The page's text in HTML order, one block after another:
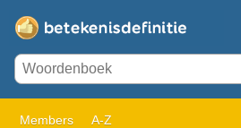
Members A-Z